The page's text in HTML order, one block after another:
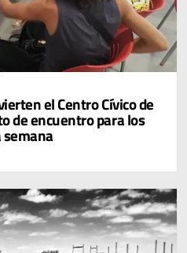
el Centro Cívico de
de encuentro para los